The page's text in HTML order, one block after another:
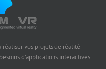
réaliser vos projets de réalité
d'applications interactives